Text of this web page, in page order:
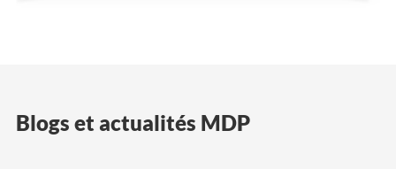
Blogs et actualités MDP